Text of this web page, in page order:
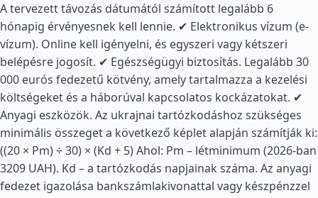
A tervezett távozás dátumától számított legalább 6
hónapig érvényesnek kell lennie. ✔ Elektronikus vízum (e-
vízum). Online kell igényelni, és egyszeri vagy kétszeri
belépésre jogosít. ✔ Egészségügyi biztosítás. Legalább 30
000 eurós fedezetű kötvény, amely tartalmazza a kezelési
költségeket és a háborúval kapcsolatos kockázatokat. ✔
Anyagi eszközök. Az ukrajnai tartózkodáshoz szükséges
minimális összeget a következő képlet alapján számítják ki:
((20 × Pm) ÷ 30) × (Kd + 5) Ahol: Pm – létminimum (2026-ban
3209 UAH). Kd – a tartózkodás napjainak száma. Az anyagi
fedezet igazolása bankszámlakivonattal vagy készpénzzel